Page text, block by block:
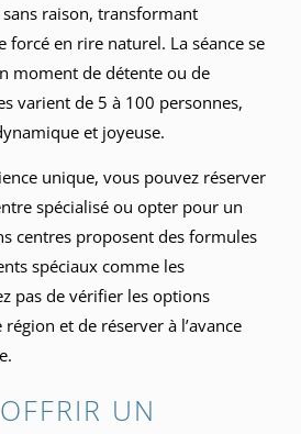
raison, transformant
forcé en rire naturel. La séance se
moment de détente ou de
varient de 5 à 100 personnes,
et joyeuse.
unique, vous pouvez réserver
spécialisé ou opter pour un
centres proposent des formules
spéciaux comme les
pas de vérifier les options
et de réserver à l’avance
UN